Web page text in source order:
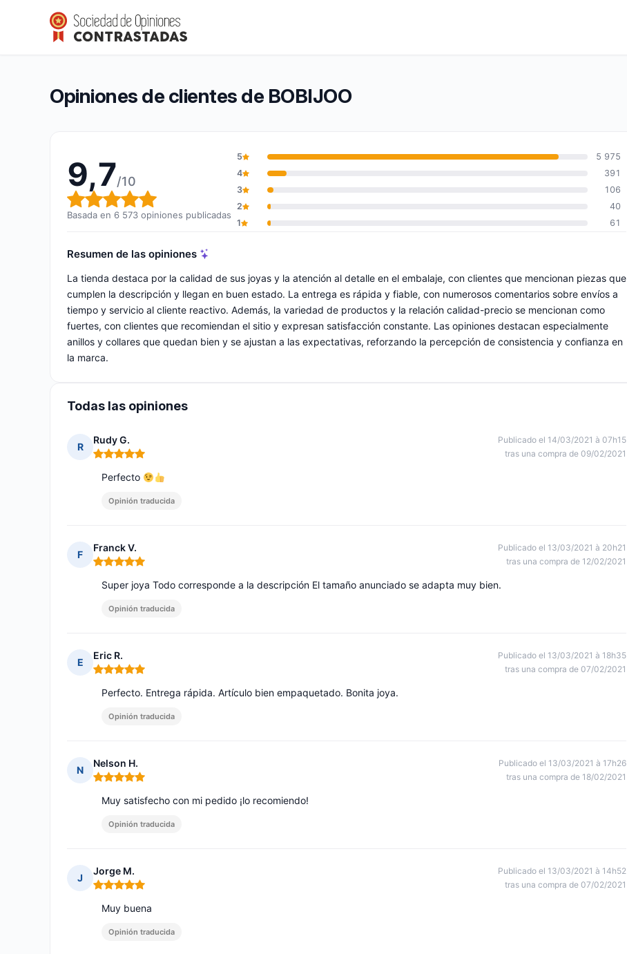
BOBIJOO
Calificación global: 9,7 de 10
9,7/10(6 573 opiniones)
Opiniones de clientes de BOBIJOO
9,7/10
Calificación global: 9,7 de 10
Basada en 6 573 opiniones publicadas
5
5 975
4
391
3
106
2
40
1
61
Resumen de las opiniones
La tienda destaca por la calidad de sus joyas y la atención al detalle en el embalaje, con clientes que mencionan piezas que
cumplen la descripción y llegan en buen estado. La entrega es rápida y fiable, con numerosos comentarios sobre envíos a
tiempo y servicio al cliente reactivo. Además, la variedad de productos y la relación calidad-precio se mencionan como
fuertes, con clientes que recomiendan el sitio y expresan satisfacción constante. Las opiniones destacan especialmente
anillos y collares que quedan bien y se ajustan a las expectativas, reforzando la percepción de consistencia y confianza en
la marca.
Todas las opiniones
R
Rudy G.
Nota: 5 de 5
Publicado el 14/03/2021 à 07h15
tras una compra de 09/02/2021
Perfecto
Opinión traducida
F
Franck V.
Nota: 5 de 5
Publicado el 13/03/2021 à 20h21
tras una compra de 12/02/2021
Super joya Todo corresponde a la descripción El tamaño anunciado se adapta muy bien.
Opinión traducida
E
Eric R.
Nota: 5 de 5
Publicado el 13/03/2021 à 18h35
tras una compra de 07/02/2021
Perfecto. Entrega rápida. Artículo bien empaquetado. Bonita joya.
Opinión traducida
N
Nelson H.
Nota: 5 de 5
Publicado el 13/03/2021 à 17h26
tras una compra de 18/02/2021
Muy satisfecho con mi pedido ¡lo recomiendo!
Opinión traducida
J
Jorge M.
Nota: 5 de 5
Publicado el 13/03/2021 à 14h52
tras una compra de 07/02/2021
Muy buena
Opinión traducida